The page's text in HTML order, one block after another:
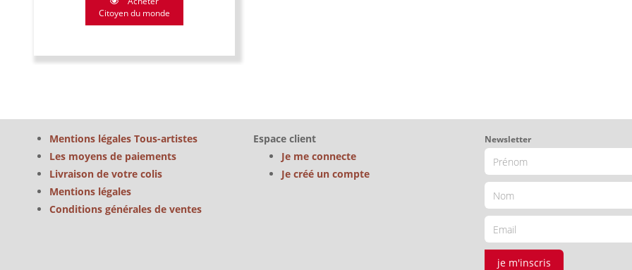
Citoyen du monde
Mentions légales Tous-artistes
Les moyens de paiements
Livraison de votre colis
Mentions légales
Conditions générales de ventes
Espace client
Je me connecte
Je créé un compte
Newsletter
je m'inscris